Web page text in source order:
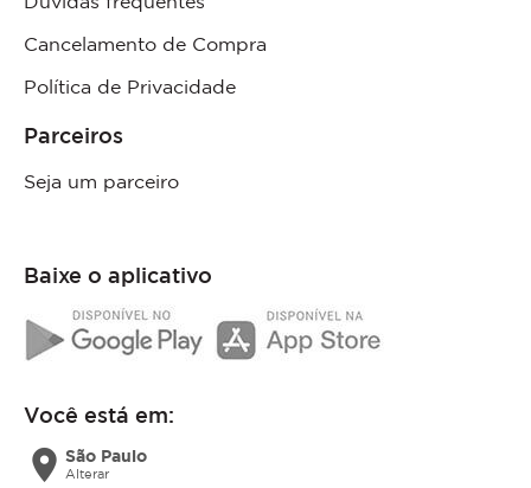
Cancelamento de Compra
Política de Privacidade
Parceiros
Seja um parceiro
Baixe o aplicativo
Você está em:
location_on São Paulo
Alterar